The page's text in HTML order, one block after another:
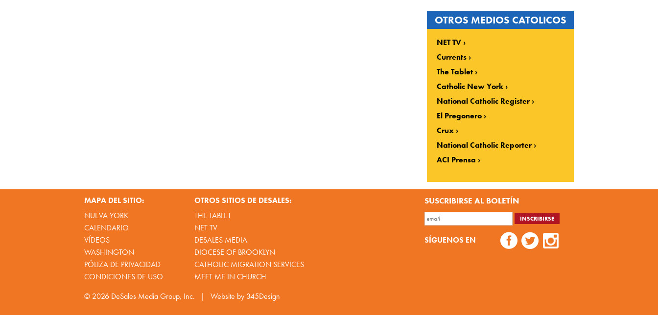
OTROS MEDIOS CATOLICOS
NET TV
Currents
The Tablet
Catholic New York
National Catholic Register
El Pregonero
Crux
National Catholic Reporter
ACI Prensa
MAPA DEL SITIO:
NUEVA YORK
CALENDARIO
VÍDEOS
WASHINGTON
PÓLIZA DE PRIVACIDAD
CONDICIONES DE USO
OTROS SITIOS DE DESALES:
THE TABLET
NET TV
DESALES MEDIA
DIOCESE OF BROOKLYN
CATHOLIC MIGRATION SERVICES
MEET ME IN CHURCH
SUSCRIBIRSE AL BOLETÍN
SÍGUENOS EN
© 2026 DeSales Media Group, Inc. | Website by 345Design